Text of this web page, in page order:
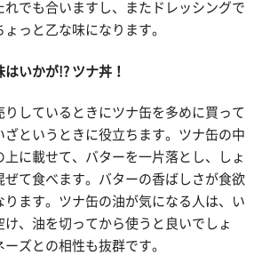
れでも合いますし、またドレッシングで
っと乙な味になります。
いかが!? ツナ丼！
りしているときにツナ缶を多めに買って
ざというときに役立ちます。ツナ缶の中
上に載せて、バターを一片落とし、しょ
ぜて食べます。バターの香ばしさが食欲
ります。ツナ缶の油が気になる人は、い
け、油を切ってから使うと良いでしょ
ズとの相性も抜群です。